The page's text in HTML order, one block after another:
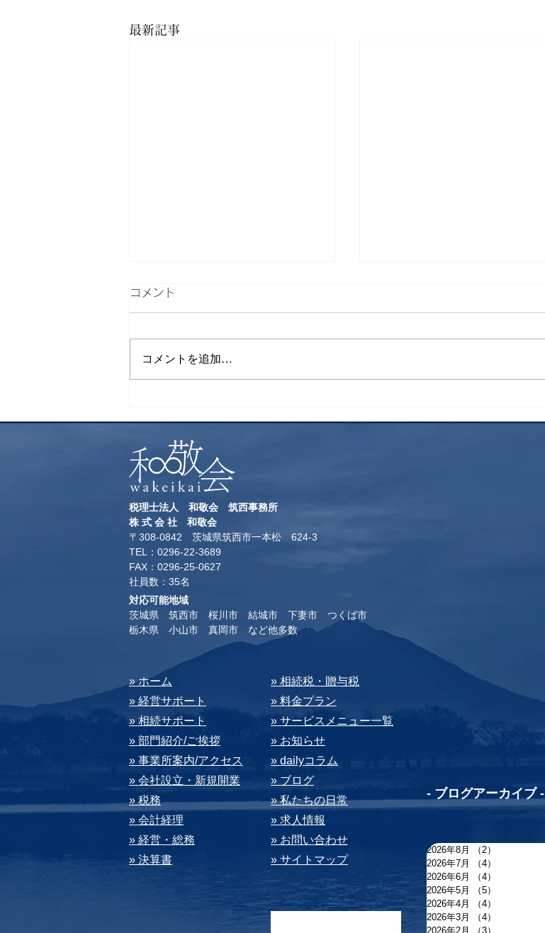
最新記事
コメント
コメントを追加…
対応可能地域
茨城県 筑西市 桜川市 結城市 下妻市 つくば市
​栃木県 小山市 真岡市 など他多数
-​ ブログアーカイブ -
2026年8月 （2）
2026年7月
（4）
2026年6月
（4）
2026年5月
（5）
2026年4月
（4）
2026年3月
（4）
2026年2月
（3）
​» ホーム
» 経営サポート
» 相続サポート
» 部⾨紹介/ご挨拶
» 事業所案内/アクセス
» 会社設⽴・新規開業
» 税務
» 会計経理
» 経営・総務
» 決算書
​» 相続税・贈与税
» 料⾦プラン
» サービスメニュー⼀覧
» お知らせ
» dailyコラム
» ブログ
» 私たちの⽇常
» 求⼈情報
» お問い合わせ
» サイトマップ
税理士法人 和敬会 筑西事務所
​株 式 会 社 和敬会
〒308-0842 茨城県筑西市一本松 624-3
TEL：0296-22-3689
​FAX：0296-25-0627
​社員数：35名​